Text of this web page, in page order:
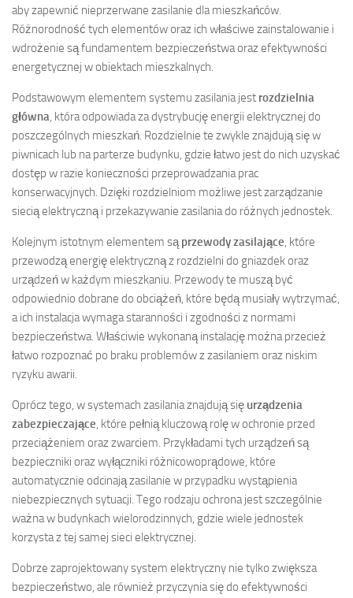
aby zapewnić nieprzerwane zasilanie dla mieszkańców.
Różnorodność tych elementów oraz ich właściwe zainstalowanie i
wdrożenie są fundamentem bezpieczeństwa oraz efektywności
energetycznej w obiektach mieszkalnych.
Podstawowym elementem systemu zasilania jest rozdzielnia
główna, która odpowiada za dystrybucję energii elektrycznej do
poszczególnych mieszkań. Rozdzielnie te zwykle znajdują się w
piwnicach lub na parterze budynku, gdzie łatwo jest do nich uzyskać
dostęp w razie konieczności przeprowadzania prac
konserwacyjnych. Dzięki rozdzielniom możliwe jest zarządzanie
siecią elektryczną i przekazywanie zasilania do różnych jednostek.
Kolejnym istotnym elementem sąprzewody zasilające, które
przewodzą energię elektryczną z rozdzielni do gniazdek oraz
urządzeń w każdym mieszkaniu. Przewody te muszą być
odpowiednio dobrane do obciążeń, które będą musiały wytrzymać,
a ich instalacja wymaga staranności i zgodności z normami
bezpieczeństwa. Właściwie wykonaną instalację można przecież
łatwo rozpoznać po braku problemów z zasilaniem oraz niskim
ryzyku awarii.
Oprócz tego, w systemach zasilania znajdują się urządzenia
zabezpieczające, które pełnią kluczową rolę w ochronie przed
przeciążeniem oraz zwarciem. Przykładami tych urządzeń są
bezpieczniki oraz wyłączniki różnicowoprądowe, które
automatycznie odcinają zasilanie w przypadku wystąpienia
niebezpiecznych sytuacji. Tego rodzaju ochrona jest szczególnie
ważna w budynkach wielorodzinnych, gdzie wiele jednostek
korzysta z tej samej sieci elektrycznej.
Dobrze zaprojektowany system elektryczny nie tylko zwiększa
bezpieczeństwo, ale również przyczynia się do efektywności